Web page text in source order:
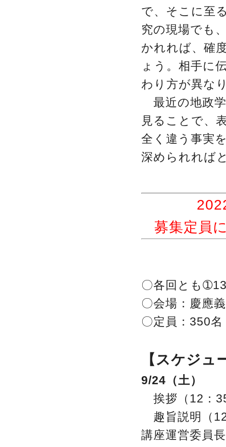
で、そこに至
究の現場でも
かれれば、確
ょう。相手に
わり方が異な
最近の地政
見ることで、
全く違う事実
深められれば
募集定員
〇各回とも
〇会場：慶應
〇定員：350
【スケジュ
9/24（土）
挨拶（12：
趣旨説明（
講座運営委員長